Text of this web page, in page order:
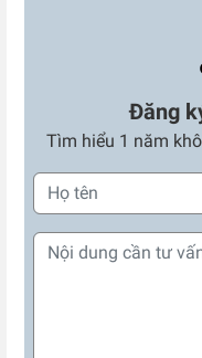
Đăng
Tìm hiểu 1 năm